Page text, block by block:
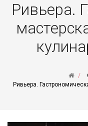
Ривьера.
Ривьера.